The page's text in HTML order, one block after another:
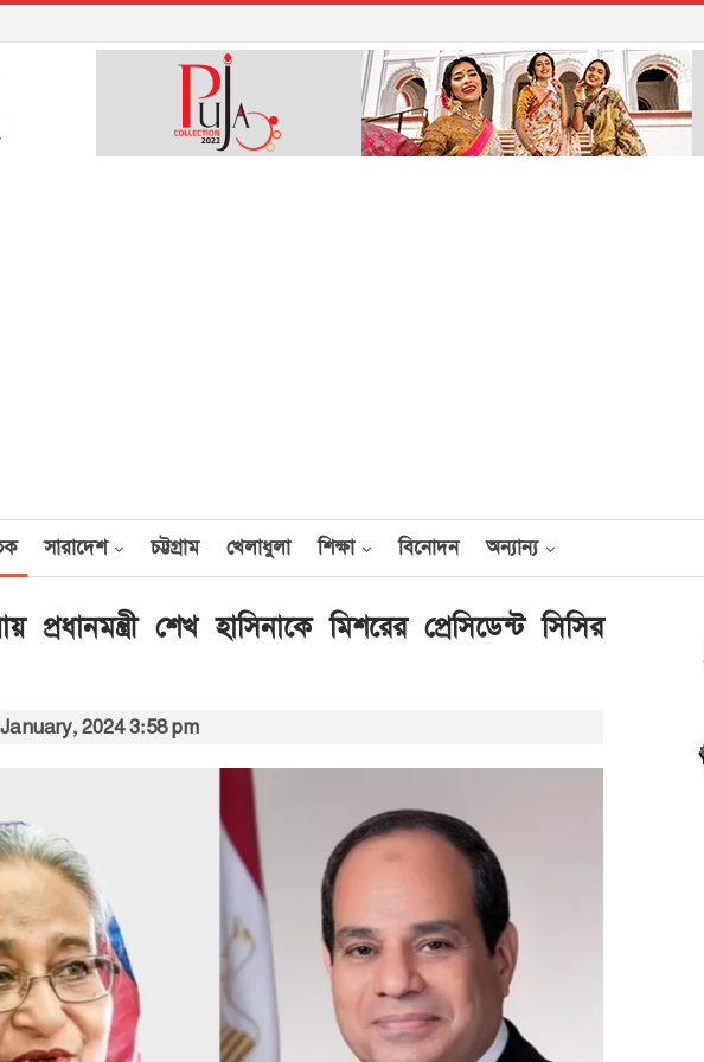
সারাদেশ চট্টগ্রাম খেলাধুলা শিক্ষা বিনোদন অন্যান্য
প্রধানমন্ত্রী শেখ হাসিনাকে মিশরের প্রেসিডেন্ট সিসির
2024 3:58 pm
এক দিনে ৪০ হিজবুল্লাহ
আর্কাইভ থেকে
অন্তর্বর্তী সরকারের সময়ের
অধ্যাদেশ সংসদে উপস্থাপন
করা হবে
আর্কাইভ থেকে
প্রধানমন্ত্রীর সঙ্গে সৌদি